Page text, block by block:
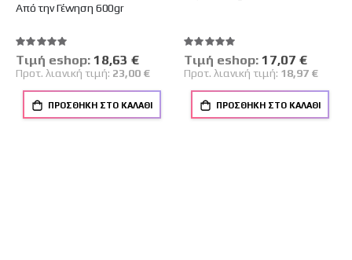
Από την Γέννηση 600gr
Βαθμολογία:
100%
Tιμή eshop: Ειδική
Τιμή
18,63 €
Προτ. λιανική τιμή: 23,00 €
ΠΡΟΣΘΉΚΗ ΣΤΟ ΚΑΛΆΘΙ
Βαθμολογία:
100%
Tιμή eshop: Ειδική
Τιμή
17,07 €
Προτ. λιανική τιμή: 18,97 €
ΠΡΟΣΘΉΚΗ ΣΤΟ ΚΑΛΆΘΙ